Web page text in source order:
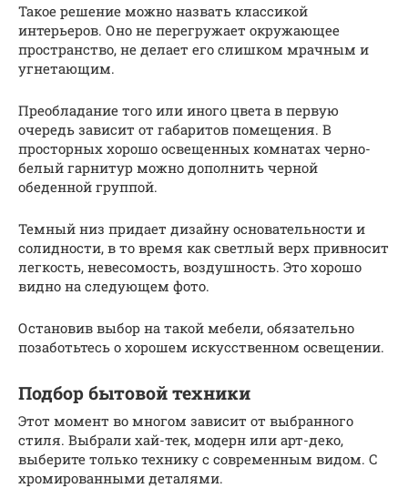
Такое решение можно назвать классикой
интерьеров. Оно не перегружает окружающее
пространство, не делает его слишком мрачным и
угнетающим.
Преобладание того или иного цвета в первую
очередь зависит от габаритов помещения. В
просторных хорошо освещенных комнатах черно-
белый гарнитур можно дополнить черной
обеденной группой.
Темный низ придает дизайну основательности и
солидности, в то время как светлый верх привносит
легкость, невесомость, воздушность. Это хорошо
видно на следующем фото.
Остановив выбор на такой мебели, обязательно
позаботьтесь о хорошем искусственном освещении.
Подбор бытовой техники
Этот момент во многом зависит от выбранного
стиля. Выбрали хай-тек, модерн или арт-деко,
выберите только технику с современным видом. С
хромированными деталями.